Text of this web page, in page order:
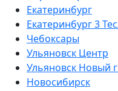
Екатеринбург
Екатеринбург 3
Чебоксары
Ульяновск Центр
Ульяновск Новый
Новосибирск